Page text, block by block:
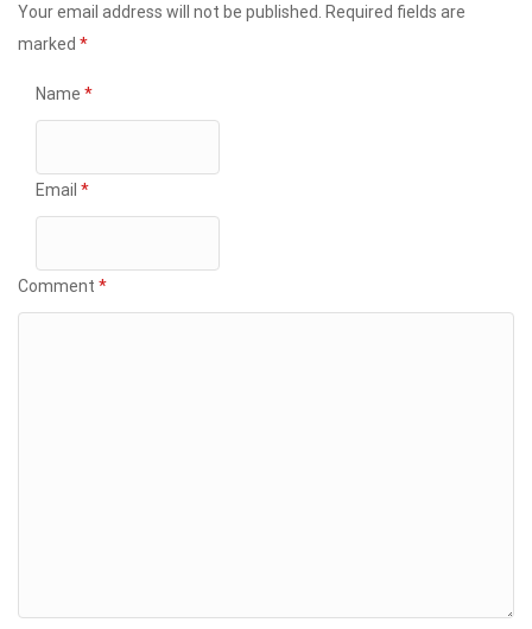
Your email address will not be published. Required fields are
marked *
Name *
Email *
Comment *